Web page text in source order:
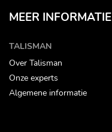
MEER INFORMATIE
TALISMAN
Over Talisman
Onze experts
Algemene informatie